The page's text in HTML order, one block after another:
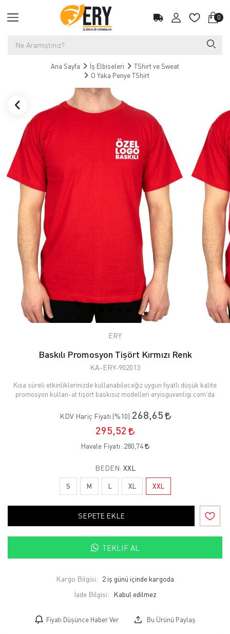
0
Ana Sayfa İş Elbiseleri
TShirt ve Sweat
O Yaka Penye TShirt
ERY
Baskılı Promosyon Tişört Kırmızı Renk
KA-ERY-902013
Kısa süreli etkinliklerinizde kullanabileceğiz uygun fiyatlı düşük kalite
promosyon kullan-at tişört baskısız modelleri eryisguvenligi.com'da
KDV Hariç Fiyatı (%10):268,65
295,52
Havale Fiyatı: 280,74
BEDEN: XXL
S M L XL XXL
SEPETE EKLE
TEKLIF AL
Kargo Bilgisi: 2 iş günü içinde kargoda
İade Bilgisi:
Fiyatı Düşünce Haber Ver Bu Ürünü Paylaş